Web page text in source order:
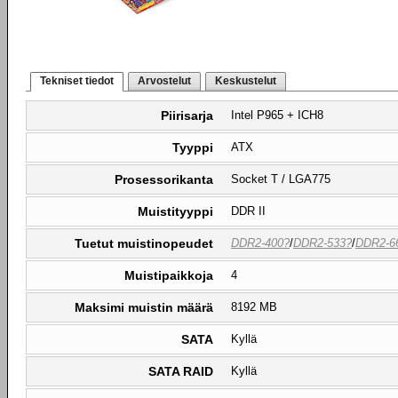
Tekniset tiedot Arvostelut Keskustelut
Piirisarja Intel P965 + ICH8
Tyyppi ATX
Prosessorikanta Socket T / LGA775
Muistityyppi DDR II
Tuetut muistinopeudet DDR2-400?/DDR2-533?/DDR2-
Muistipaikkoja 4
Maksimi muistin määrä 8192 MB
SATA Kyllä
SATA RAID Kyllä